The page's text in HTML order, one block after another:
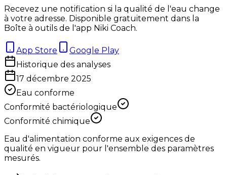
Recevez une notification si la qualité de l'eau change
à votre adresse. Disponible gratuitement dans la
Boîte à outils de l'app Niki Coach.
App Store
Google Play
Historique des analyses
17 décembre 2025
Eau conforme
Conformité bactériologique
Conformité chimique
Eau d'alimentation conforme aux exigences de
qualité en vigueur pour l'ensemble des paramètres
mesurés.